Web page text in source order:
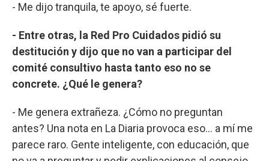
- Me dijo tranquila, te apoyo, sé fuerte.
- Entre otras, la Red Pro Cuidados pidió su
destitución y dijo que no van a participar del
comité consultivo hasta tanto eso no se
concrete. ¿Qué le genera?
- Me genera extrañeza. ¿Cómo no preguntan
antes? Una nota en La Diaria provoca eso… a mí me
parece raro. Gente inteligente, con educación, que